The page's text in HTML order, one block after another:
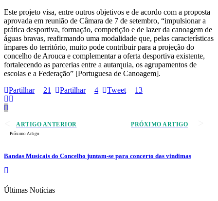
Este projeto visa, entre outros objetivos e de acordo com a proposta
aprovada em reunião de Câmara de 7 de setembro, “impulsionar a
prática desportiva, formação, competição e de lazer da canoagem de
águas bravas, reafirmando uma modalidade que, pelas características
ímpares do território, muito pode contribuir para a projeção do
concelho de Arouca e complementar a oferta desportiva existente,
fortalecendo as parcerias entre a autarquia, os agrupamentos de
escolas e a Federação” [Portuguesa de Canoagem].
Partilhar
21 Partilhar 4 Tweet 13
ARTIGO ANTERIOR PRÓXIMO ARTIGO
Próximo Artigo
Bandas Musicais do Concelho juntam-se para concerto das vindimas
Últimas Notícias